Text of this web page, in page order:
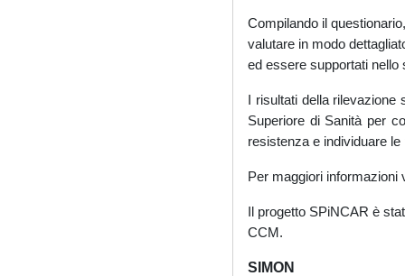
Compilando il
valutare in modo
ed essere supportati
I risultati della rilevazione
Superiore di Sanità per
resistenza e individuare
Per maggiori informazioni
Il progetto SPiNCAR è
CCM.
SIMON